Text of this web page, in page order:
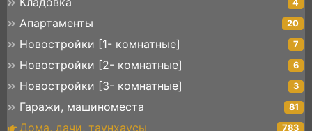
4
Апартаменты 20
Новостройки [1- комнатные] 7
Новостройки [2- комнатные] 6
Новостройки [3- комнатные] 3
Гаражи, машиноместа 81
Дома, дачи, таунхаусы 783